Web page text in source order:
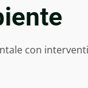
con interventi